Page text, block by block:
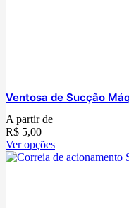
Ventosa de Sucção
A partir de
R$ 5,00
Ver opções